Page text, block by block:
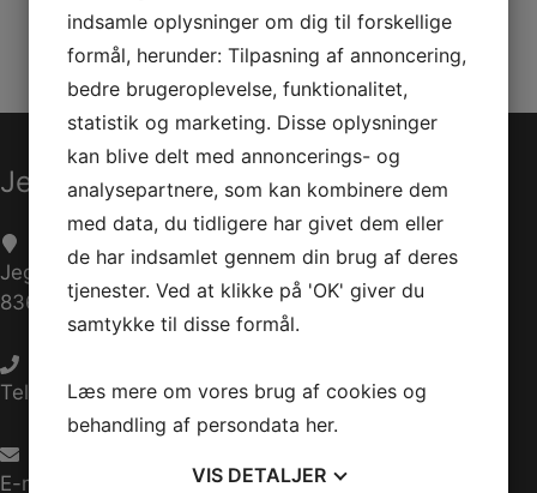
Jet-Trade Powersport
Jegstrupvej 280
8361 Hasselager
Telefon:+45 70 200 600
E-mail: info@jettrade.dk
indsamle oplysninger om dig til forskellige
formål, herunder: Tilpasning af annoncering,
bedre brugeroplevelse, funktionalitet,
statistik og marketing. Disse oplysninger
kan blive delt med annoncerings- og
analysepartnere, som kan kombinere dem
med data, du tidligere har givet dem eller
de har indsamlet gennem din brug af deres
tjenester. Ved at klikke på 'OK' giver du
samtykke til disse formål.
Læs mere om vores brug af cookies og
behandling af persondata her.
VIS DETALJER